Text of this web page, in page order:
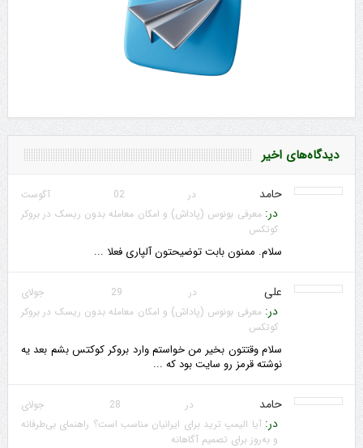
دیدگاه‌های اخیر
حامد در 02 آگوست
در:معرفی بونوس (پاداش) و امکان معامله بدون ریسک در بروکر
کوتکس
سلام. ممنون بابت توضیحتون آلپاری فعلا ...
علی در 29 جولای
در:معرفی بونوس (پاداش) و امکان معامله بدون ریسک در بروکر
کوتکس
سلام وقتتون بخیر من خواستم وارد بروکر کوکتس بشم بعد یه
نوشته قرمز رو سایت بود که ...
حامد در 28 جولای
در:آیا الیمپ ترید برای ایرانیان مناسب است؟ راهنمای بی‌طرفانه
و به‌روز برای تصمیم آگاهانه